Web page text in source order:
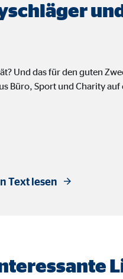
Und das für den guten
Büro, Sport und Charity
Text lesen